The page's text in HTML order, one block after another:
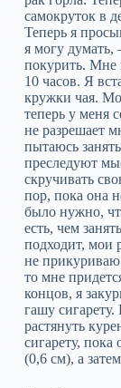
самокруток в
Теперь я
я могу думать,
покурить. Мне
10 часов. Я
кружки чая.
теперь у меня
не разрешает
пытаюсь
преследуют
скручивать
пор, пока она
было нужно,
есть, чем
подходит, мои
не прикуриваю
то мне
концов, я
гашу
растянуть
сигарету, пока
(0,6 см), а